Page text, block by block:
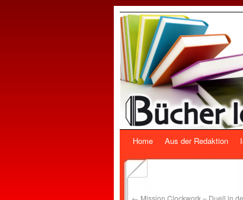
Home Aus der Redaktion
← Mission Clockwork – Duell in